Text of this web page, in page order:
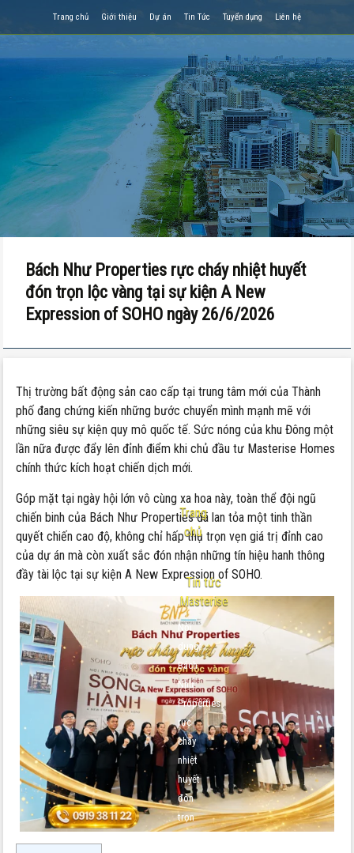
Trang chủ Giới thiệu Dự án Tin Tức Tuyển dụng Liên hệ
Trang
chủ
-
Tin tức
Masterise
Nội
dung:
Bách
Như
Properties
rực
cháy
nhiệt
huyết
đón
trọn
Bách Như Properties rực cháy nhiệt huyết
đón trọn lộc vàng tại sự kiện A New
Expression of SOHO ngày 26/6/2026
Thị trường bất động sản cao cấp tại trung tâm mới của Thành
phố đang chứng kiến những bước chuyển mình mạnh mẽ với
những siêu sự kiện quy mô quốc tế. Sức nóng của khu Đông một
lần nữa được đẩy lên đỉnh điểm khi chủ đầu tư Masterise Homes
chính thức kích hoạt chiến dịch mới.
Góp mặt tại ngày hội lớn vô cùng xa hoa này, toàn thể đội ngũ
chiến binh của Bách Như Properties đã lan tỏa một tinh thần
quyết chiến cao độ, không chỉ hấp thụ trọn vẹn giá trị đỉnh cao
của dự án mà còn xuất sắc đón nhận những tín hiệu hanh thông
đầy tài lộc tại sự kiện A New Expression of SOHO.